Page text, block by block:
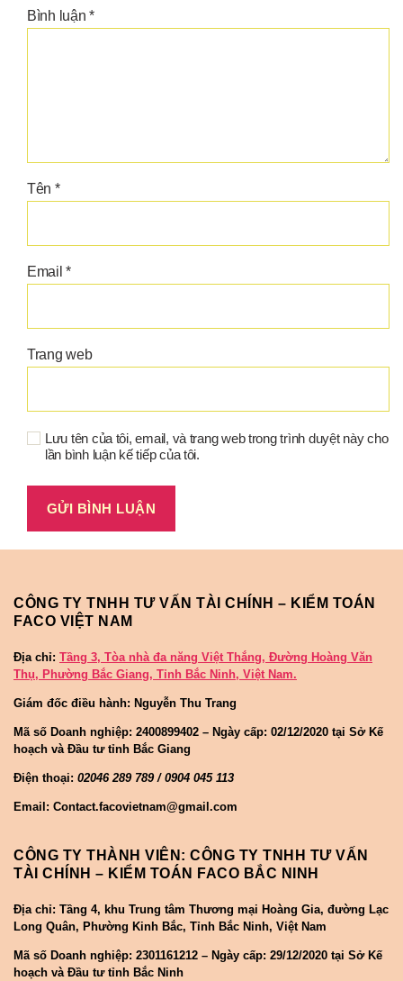
Bình luận*
Tên *
Email*
Trang web
Lưu tên của tôi, email, và trang web trong trình duyệt này cho
lần bình luận kế tiếp của tôi.
CÔNG TY TNHH TƯ VẤN TÀI CHÍNH – KIỂM TOÁN
FACO VIỆT NAM
Địa chỉ: Tầng 3, Tòa nhà đa năng Việt Thắng, Đường Hoàng Văn
Thụ, Phường Bắc Giang, Tỉnh Bắc Ninh, Việt Nam.
Giám đốc điều hành: Nguyễn Thu Trang
Mã số Doanh nghiệp: 2400899402 – Ngày cấp: 02/12/2020 tại Sở Kế
hoạch và Đầu tư tỉnh Bắc Giang
Điện thoại: 02046 289 789 / 0904 045 113
Email: Contact.facovietnam@gmail.com
CÔNG TY THÀNH VIÊN: CÔNG TY TNHH TƯ VẤN
TÀI CHÍNH – KIỂM TOÁN FACO BẮC NINH
Địa chỉ: Tầng 4, khu Trung tâm Thương mại Hoàng Gia, đường Lạc
Long Quân, Phường Kinh Bắc, Tỉnh Bắc Ninh, Việt Nam
Mã số Doanh nghiệp: 2301161212 – Ngày cấp: 29/12/2020 tại Sở Kế
hoạch và Đầu tư tỉnh Bắc Ninh